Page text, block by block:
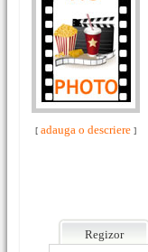
[ adauga o descriere ]
Regizor